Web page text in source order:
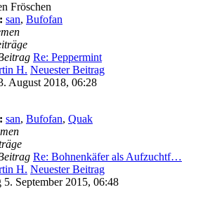
Fröschen
san, Bufofan
Re: Peppermint
H. Neuester Beitrag
August 2018, 06:28
san, Bufofan, Quak
Re: Bohnenkäfer als Aufzuchtf…
H. Neuester Beitrag
5. September 2015, 06:48